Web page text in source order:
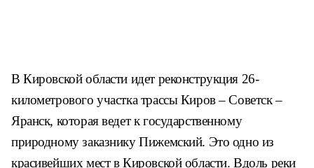
В Кировской области идет реконструкция 26-
километрового участка трассы Киров – Советск –
Яранск, которая ведет к государственному
природному заказнику Пижемский. Это одно из
красивейших мест в Кировской области. Вдоль реки